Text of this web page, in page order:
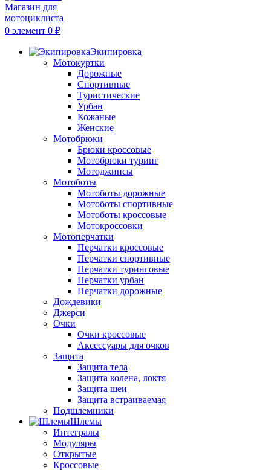
0 элемент 0 ₽
Экипировка
Мотокуртки
Дорожные
Спортивные
Туристические
Урбан
Кожаные
Женские
Мотобрюки
Брюки кроссовые
Мотобрюки туринг
Мотоджинсы
Мотоботы
Мотоботы дорожные
Мотоботы спортивные
Мотоботы кроссовые
Мотокроссовки
Мотоперчатки
Перчатки кроссовые
Перчатки спортивные
Перчатки туринговые
Перчатки урбан
Перчатки дорожные
Дождевики
Джерси
Очки
Очки кроссовые
Аксессуары для очков
Защита
Защита тела
Защита колена, локтя
Защита шеи
Защита встраиваемая
Подшлемники
Шлемы
Интегралы
Модуляры
Открытые
Кроссовые